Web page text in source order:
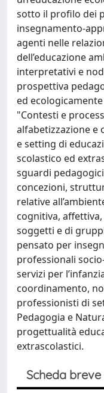
sotto il profilo dei
insegnamento-
agenti nelle
dell’educazione
interpretativi e
prospettiva
ed
"Contesti e
alfabetizzazione e
e setting di
scolastico ed
sguardi
concezioni,
relative
cognitiva,
soggetti e di
pensato per
professionali
servizi per
coordinamento,
professionisti di
Pedagogia e
progettualità
extrascolastici.
Scheda breve